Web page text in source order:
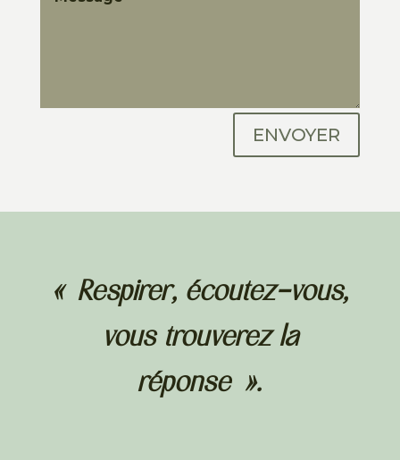
ENVOYER
« Respirer, écoutez-vous,
vous trouverez la
réponse ».